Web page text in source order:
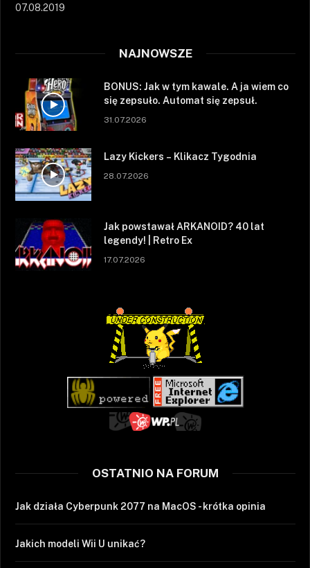
07.08.2019
NAJNOWSZE
BONUS: Jak w tym kawale. A ja wiem co
się zepsuło. Automat się zepsuł.
31.07.2026
Lazy Kickers – Klikacz Tygodnia
28.07.2026
Jak powstawał ARKANOID? 40 lat
legendy! | Retro Ex
17.07.2026
OSTATNIO NA FORUM
Jak działa Cyberpunk 2077 na MacOS - krótka opinia
Jakich modeli Wii U unikać?